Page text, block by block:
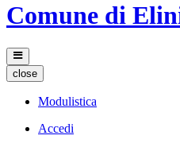
Comune di
close
Modulistica
Accedi